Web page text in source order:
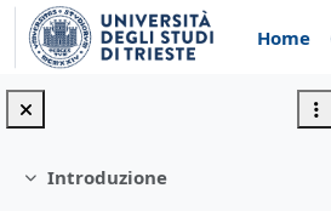
Vai al contenuto principale
Home
Minimizza
Introduzione